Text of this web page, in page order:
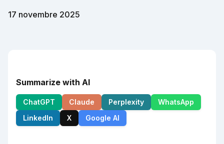
17 novembre 2025
Summarize with AI
ChatGPT Claude Perplexity
WhatsApp
LinkedIn
X Google AI